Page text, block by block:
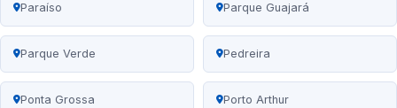
Paraíso Parque Guajará
Parque Verde Pedreira
Ponta Grossa Porto Arthur